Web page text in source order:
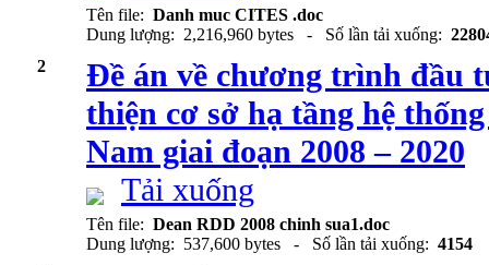
Tên file: Danh muc CITES .doc
Dung lượng: 2,216,960 bytes - Số lần tải xuống:
2
Đề án về chương trình đầu
thiện cơ sở hạ tầng hệ
Nam giai đoạn 2008 – 2020
Tải xuống
Tên file: Dean RDD 2008 chinh sua1.doc
Dung lượng: 537,600 bytes - Số lần tải xuống: 4154